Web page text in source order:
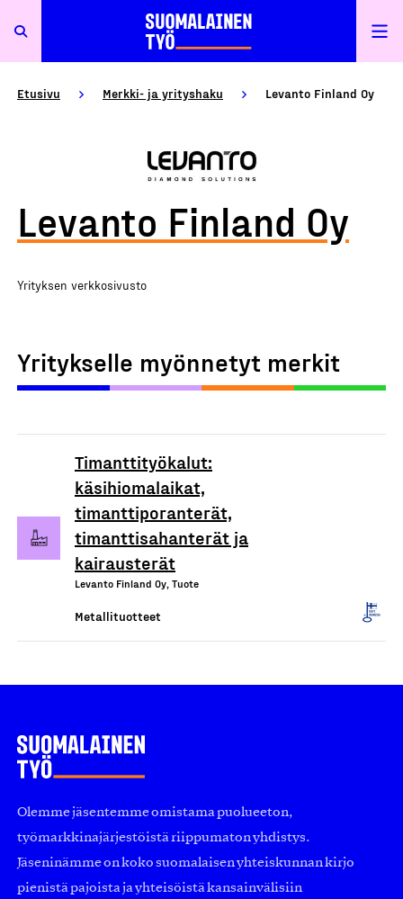
Etusivu Merkki- ja yrityshaku Levanto Finland Oy
Levanto Finland Oy
Yrityksen verkkosivusto
Yritykselle myönnetyt merkit
Timanttityökalut:
käsihiomalaikat,
timanttiporanterät,
timanttisahanterät ja
kairausterät
Levanto Finland Oy, Tuote
Metallituotteet
Olemme jäsentemme omistama puolueeton,
työmarkkinajärjestöistä riippumaton yhdistys.
Jäseninämme on koko suomalaisen yhteiskunnan kirjo
pienistä pajoista ja yhteisöistä kansainvälisiin